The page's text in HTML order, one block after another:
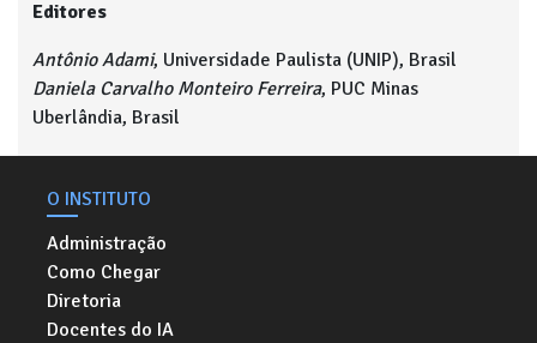
Editores
Antônio Adami, Universidade Paulista (UNIP), Brasil
Daniela Carvalho Monteiro Ferreira, PUC Minas
Uberlândia, Brasil
O INSTITUTO
Administração
Como Chegar
Diretoria
Docentes do IA